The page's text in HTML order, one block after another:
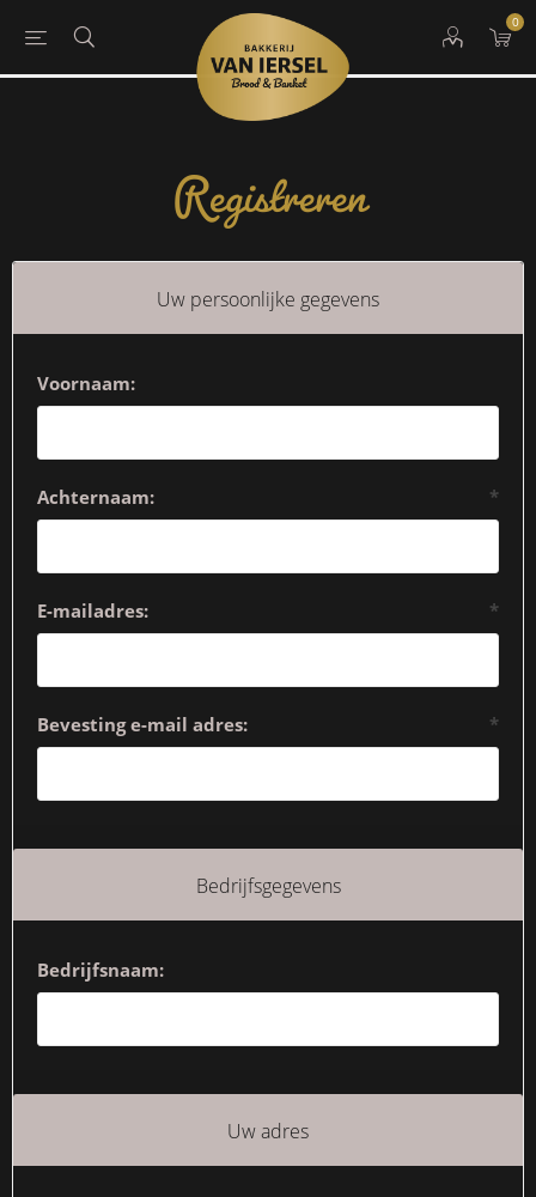
0
Registreren
Uw persoonlijke gegevens
Voornaam:
Achternaam: *
E-mailadres: *
Bevesting e-mail adres: *
Bedrijfsgegevens
Bedrijfsnaam:
Uw adres